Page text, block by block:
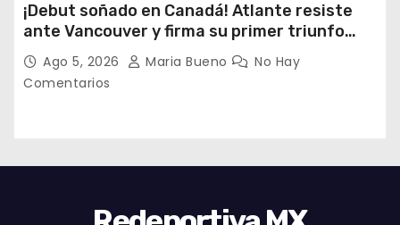
¡Debut soñado en Canadá! Atlante resiste
ante Vancouver y firma su primer triunfo
histórico en la Leagues Cup
Ago 5, 2026 Maria Bueno
No Hay
Comentarios